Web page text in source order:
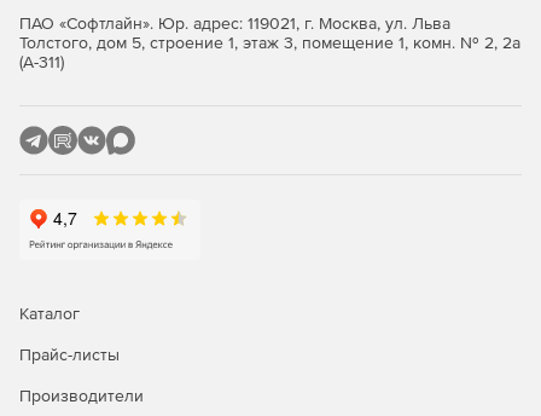
ПАО «Софтлайн». Юр. адрес: 119021, г. Москва, ул. Льва
Толстого, дом 5, строение 1, этаж 3, помещение 1, комн. № 2, 2а
(А-311)
Каталог
Прайс-листы
Производители